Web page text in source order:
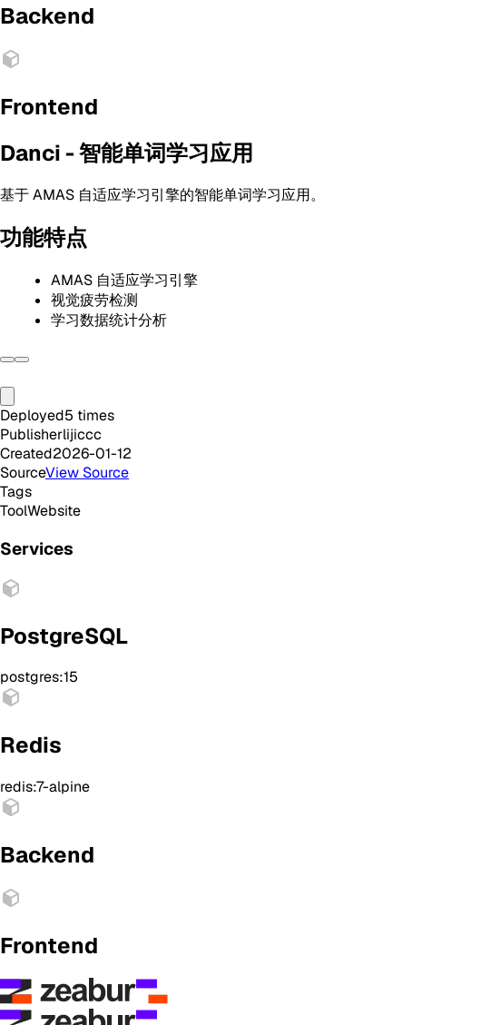
Backend
Frontend
Danci - 智能单词学习应用
基于 AMAS 自适应学习引擎的智能单词学习应用。
功能特点
AMAS 自适应学习引擎
视觉疲劳检测
学习数据统计分析
Deployed5 times
Publisherlijiccc
Created2026-01-12
SourceView Source
Tags
ToolWebsite
Services
PostgreSQL
postgres:15
Redis
redis:7-alpine
Backend
Frontend